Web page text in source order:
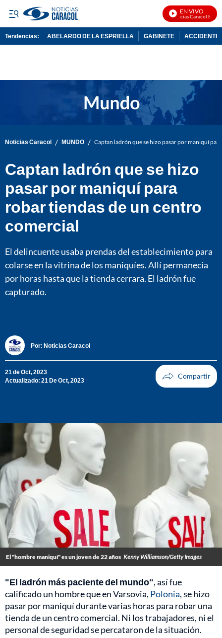
EN VIVO
Noticias Caracol En Vivo
Tendencias: ABELARDO DE LA ESPRIELLA GABINETE ACCIDENTE
Noticias Caracol / MUNDO / Captan ladrón que se hizo pasar por maniquí
Captan ladrón que se hizo
pasar por maniquí para
robar tiendas de un centro
comercial
El delincuente usaba prendas del establecimiento para
colarse en la vitrina de los maniquíes. Allí permanecía
por horas hasta que la tienda cerrara. El ladrón fue
capturado.
Por: Noticias Caracol
21 de Oct, 2023
Actualizado: 21 De Oct, 2023
El "hombre maniquí" es un joven de 22 años Kenny Williamson/Getty Images
"El ladrón más paciente del mundo", así fue
calificado un hombre que en Varsovia, Polonia, se hizo
pasar por maniquí durante varias horas para robar una
tienda de un centro comercial. Ni los trabajadores, ni el
personal de seguridad se percataron de la situación.